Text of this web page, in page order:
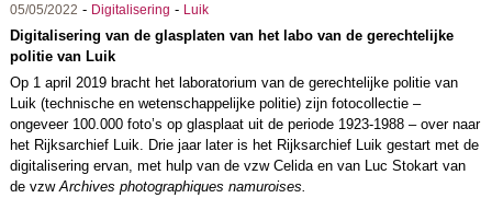
05/05/2022 - Digitalisering - Luik
Digitalisering van de glasplaten van het labo van de gerechtelijke
politie van Luik
Op 1 april 2019 bracht het laboratorium van de gerechtelijke politie van
Luik (technische en wetenschappelijke politie) zijn fotocollectie –
ongeveer 100.000 foto’s op glasplaat uit de periode 1923-1988 – over naar
het Rijksarchief Luik. Drie jaar later is het Rijksarchief Luik gestart met de
digitalisering ervan, met hulp van de vzw Celida en van Luc Stokart van
de vzwArchives photographiques namuroises.